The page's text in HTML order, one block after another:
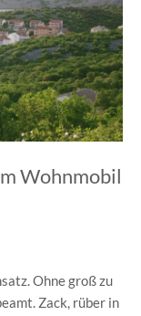
Wohnmobil
Ohne groß zu
Zack, rüber in